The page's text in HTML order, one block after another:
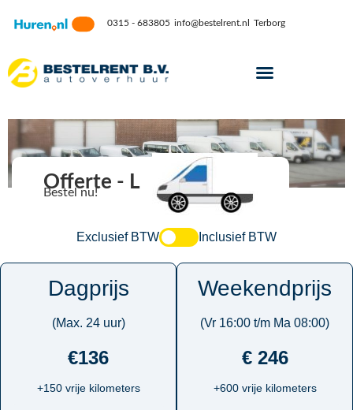
0315 - 683805 info@bestelrent.nl Terborg
Offerte - L
Bestel nu!
Exclusief BTW Inclusief BTW
Dagprijs
(Max. 24 uur)
€136
+150 vrije kilometers
Weekendprijs
(Vr 16:00 t/m Ma 08:00)
€ 246
+600 vrije kilometers